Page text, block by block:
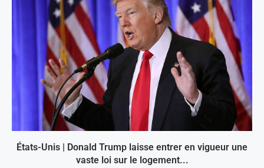
États-Unis | Donald Trump laisse entrer en vigueur une
vaste loi sur le logement...